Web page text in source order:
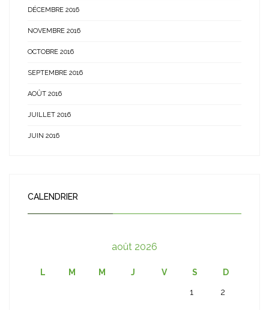
DÉCEMBRE 2016
NOVEMBRE 2016
OCTOBRE 2016
SEPTEMBRE 2016
AOÛT 2016
JUILLET 2016
JUIN 2016
CALENDRIER
août 2026
L M M J V S D
1 2